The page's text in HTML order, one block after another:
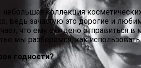
коллекция
ведь зачастую это дорогие и
что ему суждено отправиться
мы разберемся, как
годности?